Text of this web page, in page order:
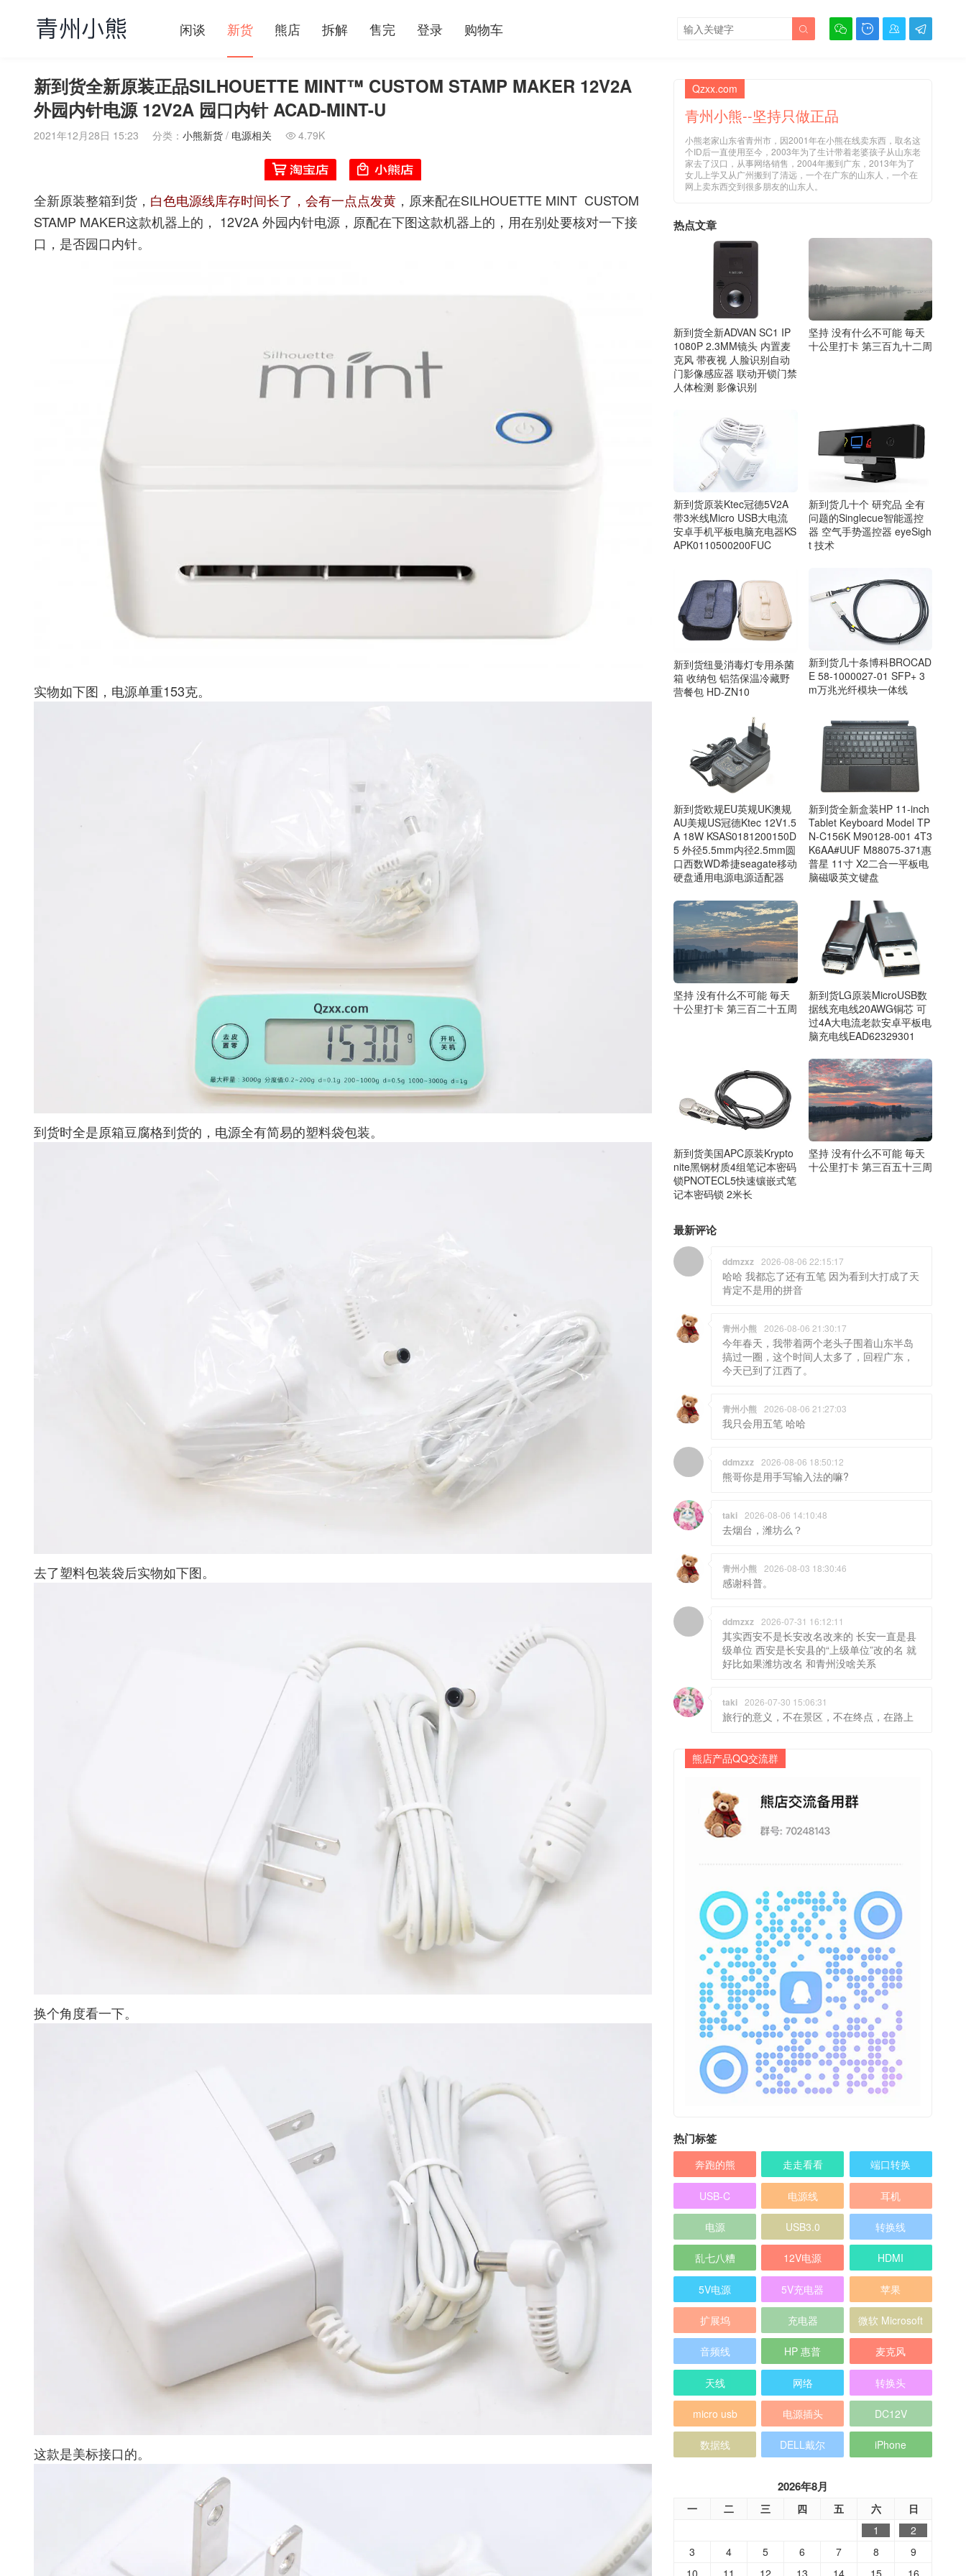
闲谈 新货 熊店 拆解 售完 登录 购物车    

新到货全新原装正品SILHOUETTE MINT™ CUSTOM STAMP MAKER 12V2A
外园内针电源 12V2A 园口内针 ACAD-MINT-U
2021年12月28日 15:23 分类： 小熊新货 / 电源相关  4.79K
全新原装整箱到货， 白色电源线库存时间长了，会有一点点发黄 ，原来配在SILHOUETTE MINT CUSTOM
STAMP MAKER这款机器上的， 12V2A 外园内针电源，原配在下图这款机器上的，用在别处要核对一下接
口，是否园口内针。
实物如下图，电源单重153克。
到货时全是原箱豆腐格到货的，电源全有简易的塑料袋包装。
去了塑料包装袋后实物如下图。
换个角度看一下。
这款是美标接口的。
Qzxx.com
青州小熊--坚持只做正品
小熊老家山东省青州市，因2001年在小熊在线卖东西，取名这
个ID后一直使用至今，2003年为了生计带着老婆孩子从山东老
家去了汉口，从事网络销售，2004年搬到广东，2013年为了
女儿上学又从广州搬到了清远，一个在广东的山东人，一个在
网上卖东西交到很多朋友的山东人。
热点文章
新到货全新ADVAN SC1 IP
1080P 2.3MM镜头 内置麦
克风 带夜视 人脸识别自动
门影像感应器 联动开锁门禁
人体检测 影像识别
坚持 没有什么不可能 毎天
十公里打卡 第三百九十二周
新到货原装Ktec冠德5V2A
带3米线Micro USB大电流
安卓手机平板电脑充电器KS
APK0110500200FUC
新到货几十个 研究品 全有
问题的Singlecue智能遥控
器 空气手势遥控器 eyeSigh
t 技术
新到货纽曼消毒灯专用杀菌
箱 收纳包 铝箔保温冷藏野
营餐包 HD-ZN10
新到货几十条博科BROCAD
E 58-1000027-01 SFP+ 3
m万兆光纤模块一体线
新到货欧规EU英规UK澳规
AU美规US冠德Ktec 12V1.5
A 18W KSAS0181200150D
5 外径5.5mm内径2.5mm圆
口西数WD希捷seagate移动
硬盘通用电源电源适配器
新到货全新盒装HP 11-inch
Tablet Keyboard Model TP
N-C156K M90128-001 4T3
K6AA#UUF M88075-371惠
普星 11寸 X2二合一平板电
脑磁吸英文键盘
坚持 没有什么不可能 毎天
十公里打卡 第三百二十五周
新到货LG原装MicroUSB数
据线充电线20AWG铜芯 可
过4A大电流老款安卓平板电
脑充电线EAD62329301
新到货美国APC原装Krypto
nite黑钢材质4组笔记本密码
锁PNOTECL5快速镶嵌式笔
记本密码锁 2米长
坚持 没有什么不可能 毎天
十公里打卡 第三百五十三周
最新评论
ddmzxz 2026-08-06 22:15:17
哈哈 我都忘了还有五笔 因为看到大打成了天
肯定不是用的拼音
青州小熊 2026-08-06 21:30:17
今年春天，我带着两个老头子围着山东半岛
搞过一圈，这个时间人太多了，回程广东，
今天已到了江西了。
青州小熊 2026-08-06 21:27:03
我只会用五笔 哈哈
ddmzxz 2026-08-06 18:50:12
熊哥你是用手写输入法的嘛?
taki 2026-08-06 14:10:48
去烟台，潍坊么？
青州小熊 2026-08-03 18:30:46
感谢科普。
ddmzxz 2026-07-31 16:12:11
其实西安不是长安改名改来的 长安一直是县
级单位 西安是长安县的“上级单位”改的名 就
好比如果潍坊改名 和青州没啥关系
taki 2026-07-30 15:06:31
旅行的意义，不在景区，不在终点，在路上
熊店产品QQ交流群
热门标签
奔跑的熊 走走看看 端口转换
USB-C 电源线 耳机
电源 USB3.0 转换线
乱七八糟 12V电源 HDMI
5V电源 5V充电器 苹果
扩展坞 充电器 微软 Microsoft
音频线 HP 惠普 麦克风
天线 网络 转换头
micro usb 电源插头 DC12V
数据线 DELL戴尔 iPhone
2026年8月
一 二 三 四 五 六
日
1
2
3
4 5 6 7 8
9